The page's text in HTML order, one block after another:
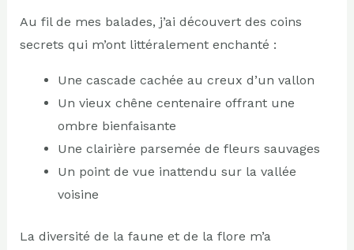
Au fil de mes balades, j’ai découvert des coins
secrets qui m’ont littéralement enchanté :
Une cascade cachée au creux d’un vallon
Un vieux chêne centenaire offrant une
ombre bienfaisante
Une clairière parsemée de fleurs sauvages
Un point de vue inattendu sur la vallée
voisine
La diversité de la faune et de la flore m’a